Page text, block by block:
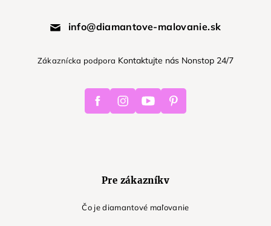
info@diamantove-malovanie.sk
Zákaznícka podpora Kontaktujte nás Nonstop 24/7
FacebookInstagramYoutube Pinterest
Pre zákazníkv
Čo je diamantové maľovanie